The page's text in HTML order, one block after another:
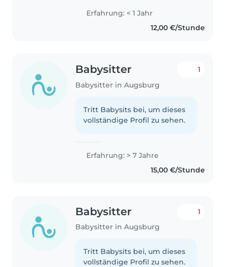
Erfahrung: < 1 Jahr
12,00 €/Stunde
Babysitter
Babysitter in Augsburg
1
Tritt Babysits bei, um dieses
vollständige Profil zu sehen.
Erfahrung: > 7 Jahre
15,00 €/Stunde
Babysitter
Babysitter in Augsburg
1
Tritt Babysits bei, um dieses
vollständige Profil zu sehen.